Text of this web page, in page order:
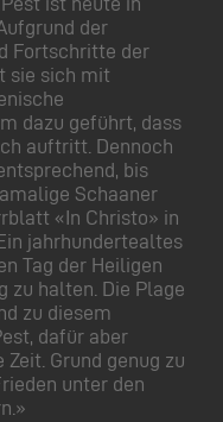
der
Fortschritte der
sie sich mit
dazu geführt, dass
auftritt. Dennoch
bis
Schaaner
«In Christo» in
jahrhundertealtes
Tag der Heiligen
zu halten. Die Plage
zu diesem
dafür aber
Grund genug zu
unter den